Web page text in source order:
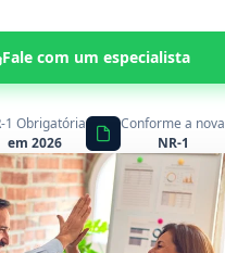
Fale com um especialista
1 Obrigatória
em 2026
Conforme a nova
NR-1